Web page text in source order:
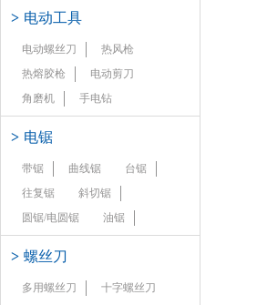
> 电动工具
电动螺丝刀
热风枪
热熔胶枪
电动剪刀
角磨机
手电钻
> 电锯
带锯 曲线锯
台锯
往复锯
斜切锯
圆锯/电圆锯
油锯
> 螺丝刀
多用螺丝刀
十字螺丝刀